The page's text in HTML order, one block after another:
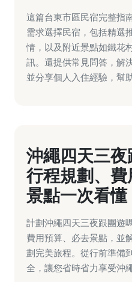
這篇台東市區民宿完整指
需求選擇民宿，包括精選
情，以及附近景點如鐵花
訊。還提供常見問答，解
並分享個人入住經驗，幫
沖繩四天三夜
行程規劃、
景點一次看懂
計劃沖繩四天三夜跟團遊
費用預算、必去景點，並
劃完美旅程。從行前準備
全，讓您省時省力享受沖